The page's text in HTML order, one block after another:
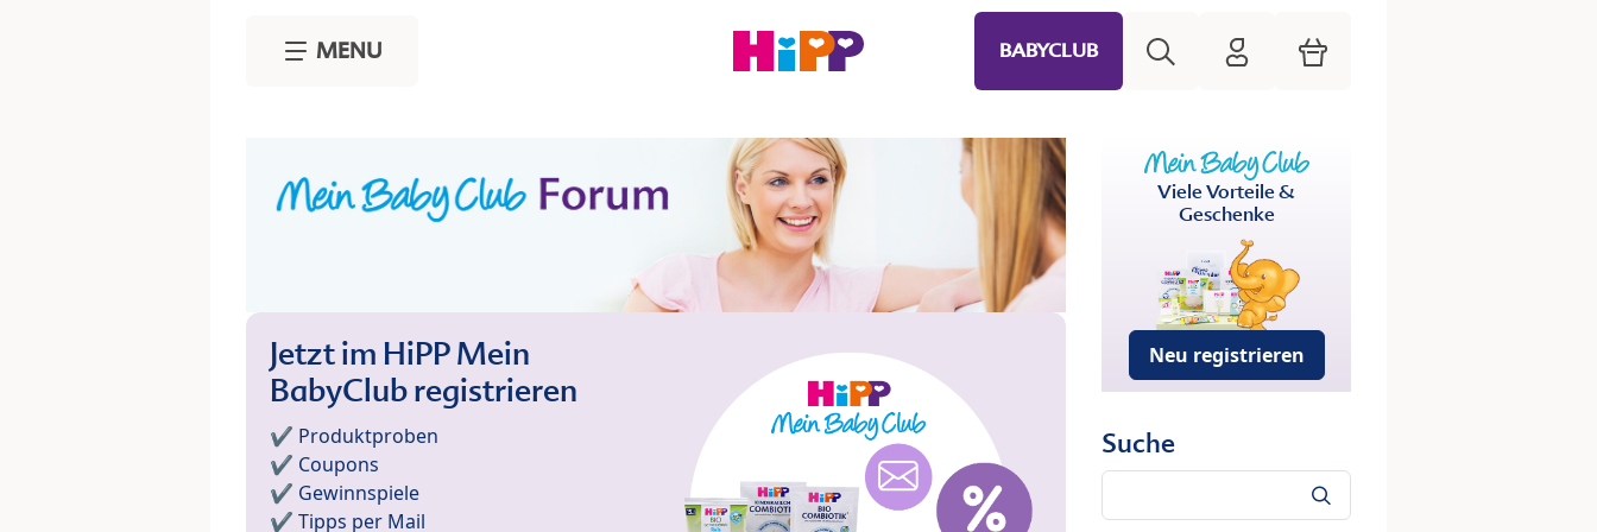
MENU BABYCLUB HiPP Mein Babyclub
Warenkorb
Jetzt im HiPP Mein
BabyClub registrieren
✔️ Produktproben
✔️ Coupons
✔️ Gewinnspiele
✔️ Tipps per Mail
Viele Vorteile &
Geschenke
Neu registrieren
Suche